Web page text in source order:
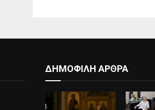
ΔΗΜΟΦΙΛΗ ΑΡΘΡΑ